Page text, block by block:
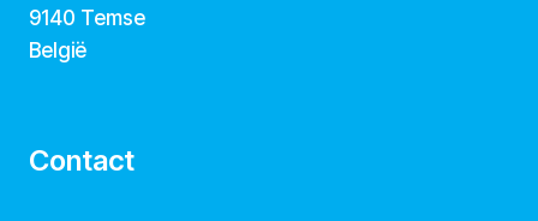
9140 Temse
België
Contact